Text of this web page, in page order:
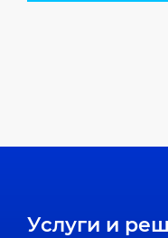
Услуги и